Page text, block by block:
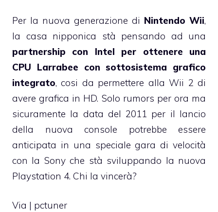
Per la nuova generazione di Nintendo Wii,
la casa nipponica stà pensando ad una
partnership con Intel per ottenere una
CPU Larrabee con sottosistema grafico
integrato, cosi da permettere alla Wii 2 di
avere grafica in HD. Solo rumors per ora ma
sicuramente la data del 2011 per il lancio
della nuova console potrebbe essere
anticipata in una speciale gara di velocità
con la Sony che stà sviluppando la nuova
Playstation 4. Chi la vincerà?
Via | pctuner